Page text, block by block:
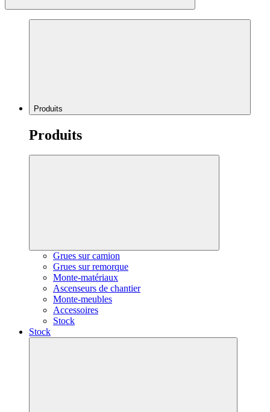
Produits
Produits
Grues sur camion
Grues sur remorque
Monte-matériaux
Ascenseurs de chantier
Monte-meubles
Accessoires
Stock
Stock